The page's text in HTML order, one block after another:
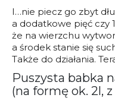
I…nie piecz go zbyt
a dodatkowe pięć czy
że na wierzchu
a środek stanie się
Także do działania.
Puszysta babka
(na formę ok. 2l,